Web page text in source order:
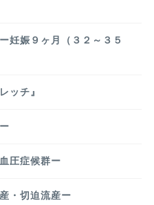
妊娠９ヶ月（３２～３５
ッチ』
圧症候群ー
・切迫流産ー